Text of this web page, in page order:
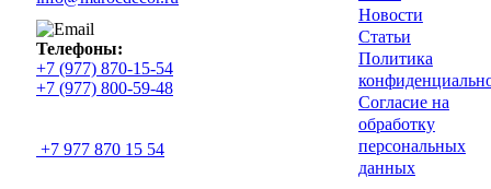
Телефоны:
+7 (977) 870-15-54
+7 (977) 800-59-48
+7 977 870 15 54
Новости
Статьи
Политика
Согласие на
обработку
персональных
данных